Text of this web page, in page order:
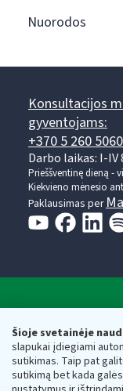
Šioje svetainėje
slapukai įdiegiami
sutikimas. Taip pat
sutikimą bet kada
Nuorodos
Konsultacijos
gyventojams:
+370 5 260 5060
Darbo laikas: I-IV
Prieššventinę dieną -
Kiekvieno mėnesio
Paklausimas per
Respublikos
Biudžetinė įstaiga.
adresas: Vasario 16-
vmi@vmi.lt, E.